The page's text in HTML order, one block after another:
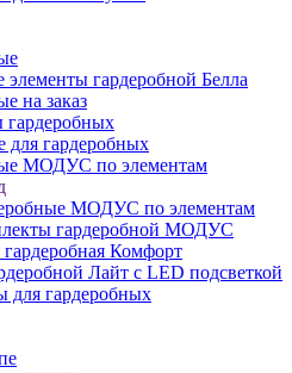
гардеробной Белла
на заказ
для гардеробных
МОДУС по элементам
МОДУС по элементам
гардеробной МОДУС
Комфорт
Лайт с LED подсветкой
для гардеробных